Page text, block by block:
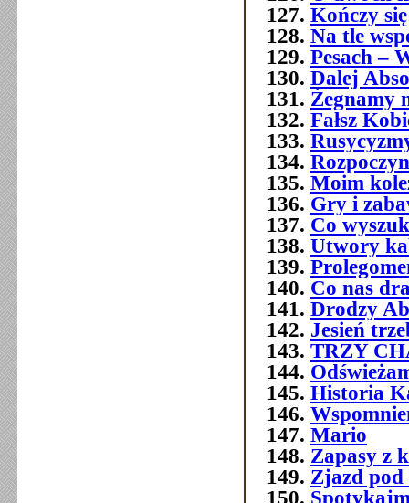
Kończy
Na tle
Pesach –
Dalej
Żegnamy
Fałsz
Moim
Gry i
Co
Utwory
Co nas
Drodzy
Jesień
TRZY
Historia
Mario
Zapasy z
Zjazd